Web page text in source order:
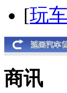
[玩
商讯